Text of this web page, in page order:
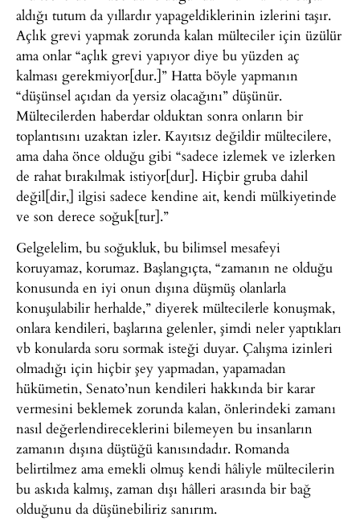
aldığı tutum da yıllardır yapageldiklerinin izlerini taşır.
Açlık grevi yapmak zorunda kalan mülteciler için üzülür
ama onlar “açlık grevi yapıyor diye bu yüzden aç
kalması gerekmiyor[dur.]” Hatta böyle yapmanın
“düşünsel açıdan da yersiz olacağını” düşünür.
Mültecilerden haberdar olduktan sonra onların bir
toplantısını uzaktan izler. Kayıtsız değildir mültecilere,
ama daha önce olduğu gibi “sadece izlemek ve izlerken
de rahat bırakılmak istiyor[dur]. Hiçbir gruba dahil
değil[dir,] ilgisi sadece kendine ait, kendi mülkiyetinde
ve son derece soğuk[tur].”
Gelgelelim, bu soğukluk, bu bilimsel mesafeyi
koruyamaz, korumaz. Başlangıçta, “zamanın ne olduğu
konusunda en iyi onun dışına düşmüş olanlarla
konuşulabilir herhalde,” diyerek mültecilerle konuşmak,
onlara kendileri, başlarına gelenler, şimdi neler yaptıkları
vb konularda soru sormak isteği duyar. Çalışma izinleri
olmadığı için hiçbir şey yapmadan, yapamadan
hükümetin, Senato’nun kendileri hakkında bir karar
vermesini beklemek zorunda kalan, önlerindeki zamanı
nasıl değerlendireceklerini bilemeyen bu insanların
zamanın dışına düştüğü kanısındadır. Romanda
belirtilmez ama emekli olmuş kendi hâliyle mültecilerin
bu askıda kalmış, zaman dışı hâlleri arasında bir bağ
olduğunu da düşünebiliriz sanırım.